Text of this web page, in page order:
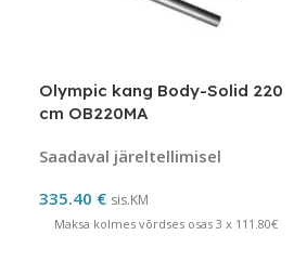
Olympic kang Body-Solid 220
cm OB220MA
Saadaval järeltellimisel
335.40 € sis.KM
Maksa kolmes võrdses osas 3 x 111.80€